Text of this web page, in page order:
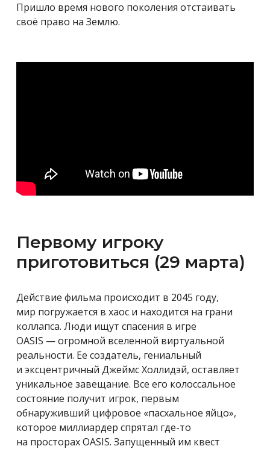
Пришло время нового поколения отстаивать
своё право на Землю.
Первому игроку
приготовиться (29 марта)
Действие фильма происходит в 2045 году,
мир погружается в хаос и находится на грани
коллапса. Люди ищут спасения в игре
OASIS — огромной вселенной виртуальной
реальности. Ее создатель, гениальный
и эксцентричный Джеймс Холлидэй, оставляет
уникальное завещание. Все его колоссальное
состояние получит игрок, первым
обнаруживший цифровое «пасхальное яйцо»,
которое миллиардер спрятал где-то
на просторах OASIS. Запущенный им квест